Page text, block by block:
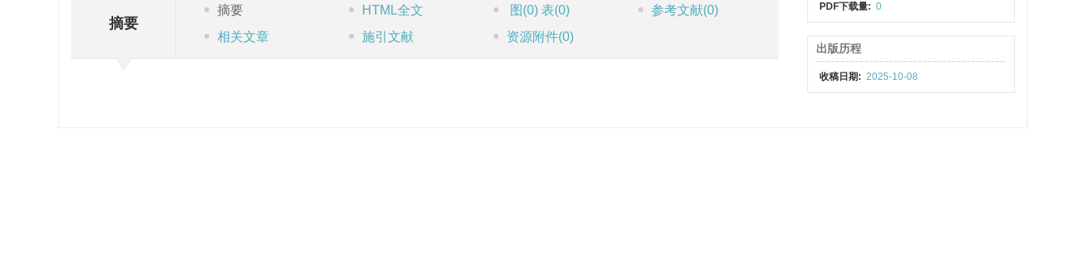
摘要
摘要 HTML全文 图 (0) 表(0) 参考文献(0)
相关文章
施引文献 资源附件(0)
PDF下载量: 0
出版历程
收稿日期: 2025-10-08